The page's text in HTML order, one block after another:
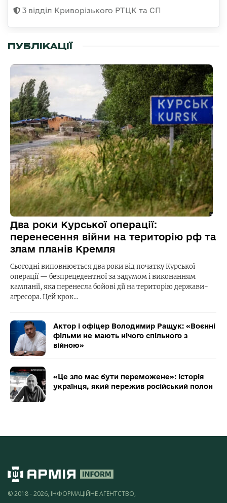
3 відділ Криворізького РТЦК та СП
ПУБЛІКАЦІЇ
Два роки Курської операції:
перенесення війни на територію рф та
злам планів Кремля
Сьогодні виповнюється два роки від початку Курської
операції — безпрецедентної за задумом і виконанням
кампанії, яка перенесла бойові дії на територію держави-
агресора. Цей крок…
Актор і офіцер Володимир Ращук: «Воєнні
фільми не мають нічого спільного з
війною»
«Це зло має бути переможене»: історія
українця, який пережив російський полон
© 2018 - 2026, ІНФОРМАЦІЙНЕ АГЕНТСТВО,